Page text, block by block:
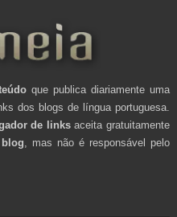
que publica diariamente uma
dos blogs de língua portuguesa.
de linksaceita gratuitamente
blog , mas não é responsável pelo